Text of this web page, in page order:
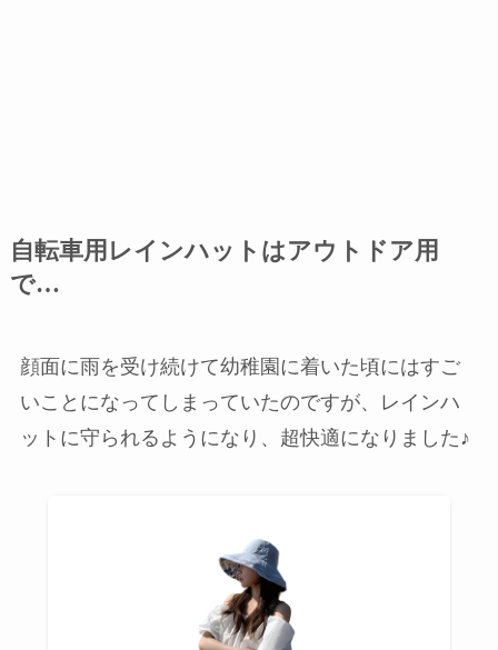
自転車用レインハットはアウトドア用
で…
顔面に雨を受け続けて幼稚園に着いた頃にはすご
いことになってしまっていたのですが、レインハ
ットに守られるようになり、超快適になりました♪